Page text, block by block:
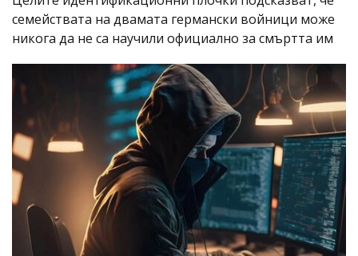
семействата на двамата германски войници може
никога да не са научили официално за смъртта им